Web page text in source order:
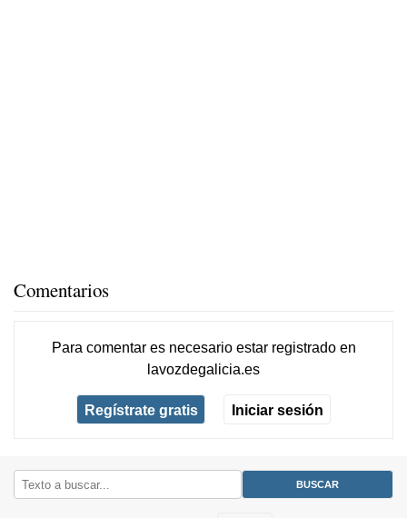
Comentarios
Para comentar es necesario estar registradoen
lavozdegalicia.es
Regístrate gratis Iniciar sesión